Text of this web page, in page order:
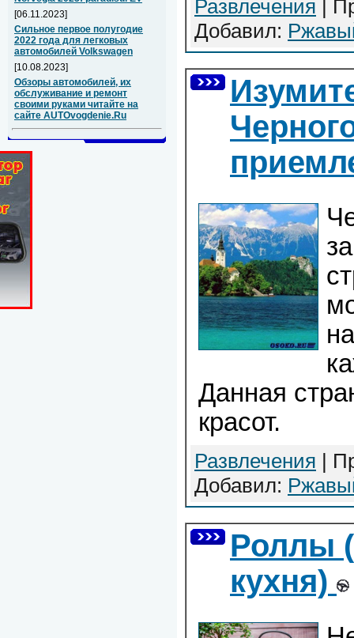
[06.11.2023]
Сильное первое полугодие
2022 года для легковых
автомобилей Volkswagen
[10.08.2023]
Обзоры автомобилей, их
обслуживание и ремонт
своими руками читайте на
сайте AUTOvogdenie.Ru
Развлечения |
Добавил:
Данная
красот.
Развлечения |
Добавил:
Роллы
кухня)